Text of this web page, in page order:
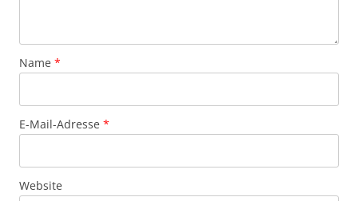
Name *
E-Mail-Adresse *
Website